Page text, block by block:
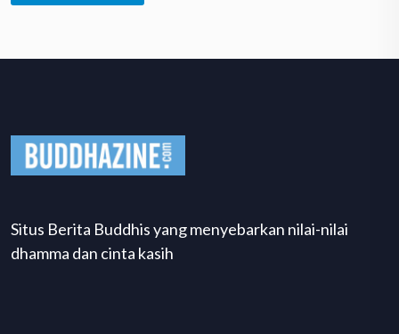
Situs Berita Buddhis yang menyebarkan nilai-nilai
dhamma dan cinta kasih